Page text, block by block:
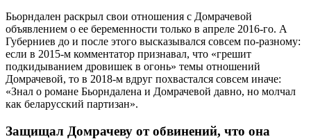
Бьорндален раскрыл свои отношения с Домрачевой
объявлением о ее беременности только в апреле 2016-го. А
Губерниев до и после этого высказывался совсем по-разному:
если в 2015-м комментатор признавал, что «грешит
подкидыванием дровишек в огонь» темы отношений
Домрачевой, то в 2018-м вдруг похвастался совсем иначе:
«Знал о романе Бьорндалена и Домрачевой давно, но молчал
как беларусский партизан».
Защищал Домрачеву от обвинений, что она